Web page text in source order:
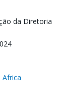
da Diretoria
Africa